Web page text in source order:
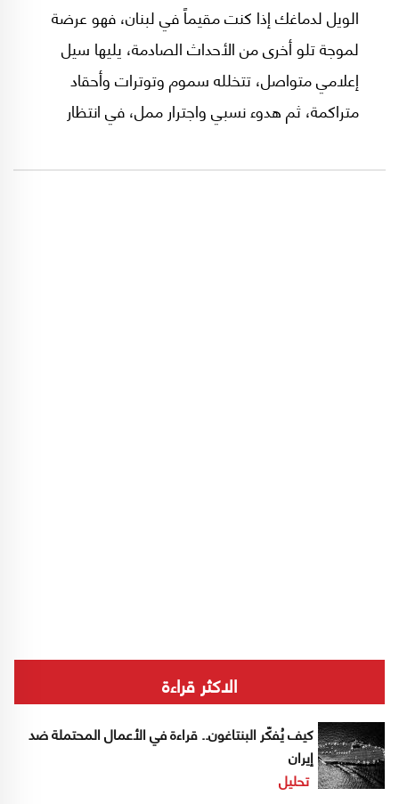
الويل لدماغك إذا كنت مقيماً في لبنان، فهو عرضة
لموجة تلو أخرى من الأحداث الصادمة، يليها سيل
إعلامي متواصل، تتخلله سموم وتوترات وأحقاد
متراكمة، ثم هدوء نسبي واجترار ممل، في انتظار
الاكثر قراءة
كيف يُفكّر البنتاغون.. قراءة في الأعمال المحتملة ضد
إيران
تحليل